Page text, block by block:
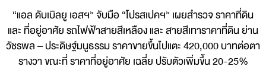
“แอล ดับเบิลยู เอสฯ” จับมือ “โปรสเปคฯ” เผยสำรวจ ราคาที่ดิน
และ ที่อยู่อาศัย รถไฟฟ้าสายสีเหลือง และ สายสีเทาราคาที่ดิน ย่าน
วัชรพล – ประดิษฐ์มนูธรรม ราคาขายขึ้นไปแตะ 420,000 บาทต่อตา
รางวา ขณะที่ ราคาที่อยู่อาศัย เฉลี่ย ปรับตัวเพิ่มขึ้น 20-25%